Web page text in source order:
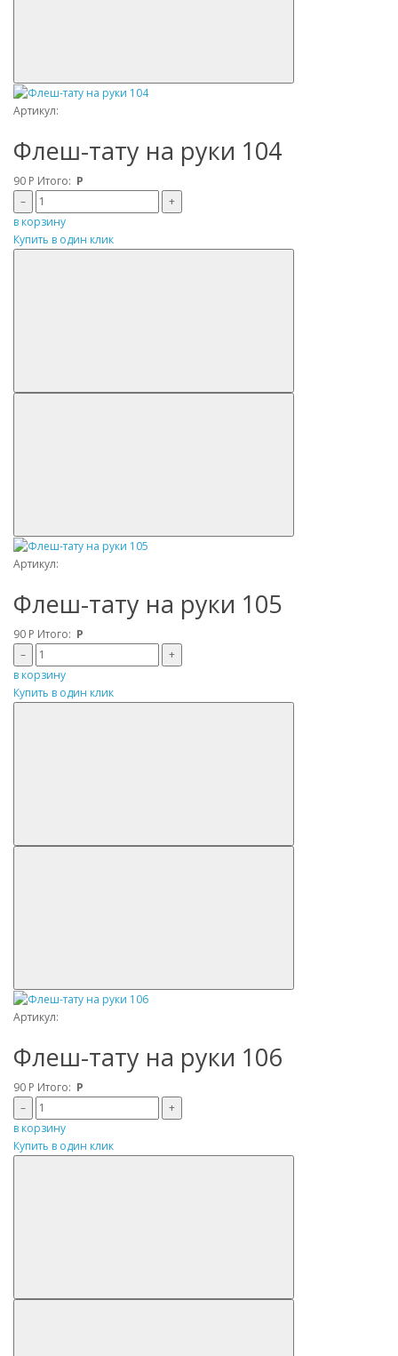
Артикул:
Флеш-тату на руки 104
90 Р Итого: Р
–
+
в корзину
Купить в один клик
Артикул:
Флеш-тату на руки 105
90 Р Итого: Р
–
+
в корзину
Купить в один клик
Артикул:
Флеш-тату на руки 106
90 Р Итого: Р
–
+
в корзину
Купить в один клик